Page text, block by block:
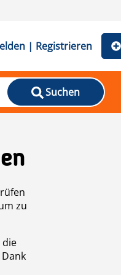
| Registrieren
Suchen
zu
die